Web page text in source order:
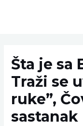
Šta je sa
Traži se
ruke”,
sastanak